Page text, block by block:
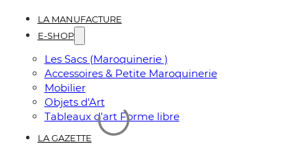
LA MANUFACTURE
E-SHOP
Les Sacs (Maroquinerie )
Accessoires & Petite Maroquinerie
Mobilier
Objets d'Art
Tableaux d'art Forme libre
LA GAZETTE